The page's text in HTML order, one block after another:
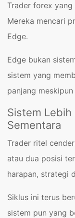
Trader forex
Mereka mencari
Edge.
Edge bukan
sistem yang
panjang
Sistem Lebih
Sementara
Trader ritel
atau dua posisi
harapan, strategi
Siklus ini terus
sistem pun yang